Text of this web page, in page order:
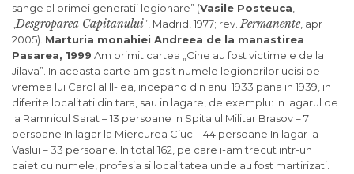
sange al primei generatii legionare” (Vasile Posteuca
Desgroparea Capitanului”, Madrid, 1977; rev. Permanente, apr
2005). Marturia monahiei Andreea de la manastirea
Pasarea, 1999 Am primit cartea „Cine au fost victimele de la
Jilava”. In aceasta carte am gasit numele legionarilor ucisi pe
vremea lui Carol al II-lea, incepand din anul 1933 pana in 1939, in
diferite localitati din tara, sau in lagare, de exemplu: In lagarul de
la Ramnicul Sarat – 13 persoane In Spitalul Militar Brasov – 7
persoane In lagar la Miercurea Ciuc – 44 persoane In lagar la
Vaslui – 33 persoane. In total 162, pe care i-am trecut intr-un
caiet cu numele, profesia si localitatea unde au fost martirizati.